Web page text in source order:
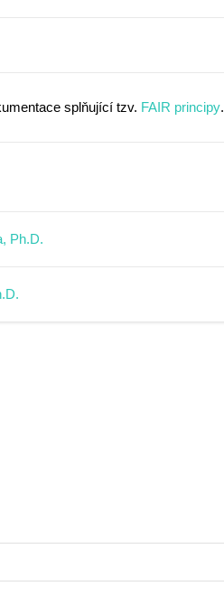
splňující tzv. FAIR principy.
Ph.D.